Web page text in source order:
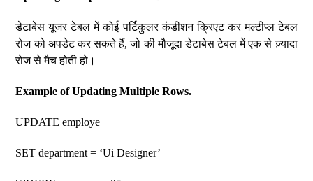
डेटाबेस यूजर टेबल में कोई पर्टिकुलर कंडीशन क्रिएट कर मल्टीप्ल टेबल
रोज को अपडेट कर सकते हैं, जो की मौजूदा डेटाबेस टेबल में एक से ज़्यादा
रोज से मैच होती हो।
Example of Updating Multiple Rows.
UPDATE employe
SET department = ‘Ui Designer’